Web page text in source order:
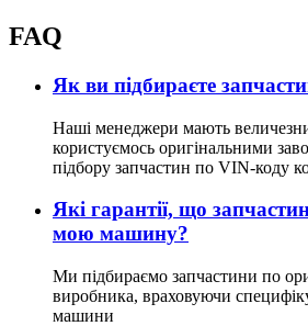
FAQ
Як ви підбираєте
Наші менеджери мають
користуємось оригінальними
підбору запчастин по VIN-коду
Які гарантії, що
мою машину?
Ми підбираємо запчастини по
виробника, враховуючи
машини